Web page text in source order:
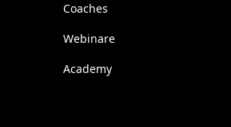
Coaches
Webinare
Academy